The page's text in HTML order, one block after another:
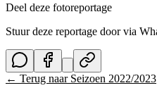
Deel deze fotoreportage
Stuur deze reportage door via
← Terug naar Seizoen 2022/2023